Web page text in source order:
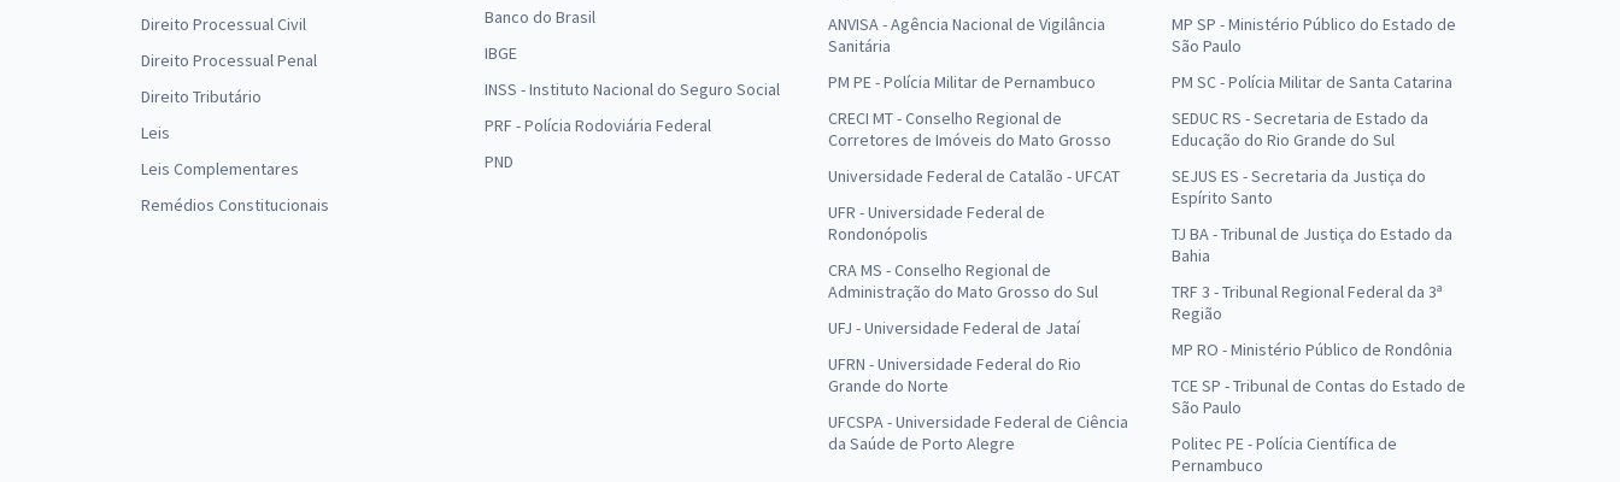
Direito Processual Civil
Direito Processual Penal
Direito Tributário
Leis
Leis Complementares
Remédios Constitucionais
Banco do Brasil
IBGE
INSS - Instituto Nacional do Seguro Social
PRF - Polícia Rodoviária Federal
PND
ANVISA - Agência Nacional de Vigilância
Sanitária
PM PE - Polícia Militar de Pernambuco
CRECI MT - Conselho Regional de
Corretores de Imóveis do Mato Grosso
Universidade Federal de Catalão - UFCAT
UFR - Universidade Federal de
Rondonópolis
CRA MS - Conselho Regional de
Administração do Mato Grosso do Sul
UFJ - Universidade Federal de Jataí
UFRN - Universidade Federal do Rio
Grande do Norte
UFCSPA - Universidade Federal de Ciência
da Saúde de Porto Alegre
MP SP - Ministério Público do Estado de
São Paulo
PM SC - Polícia Militar de Santa Catarina
SEDUC RS - Secretaria de Estado da
Educação do Rio Grande do Sul
SEJUS ES - Secretaria da Justiça do
Espírito Santo
TJ BA - Tribunal de Justiça do Estado da
Bahia
TRF 3 - Tribunal Regional Federal da 3ª
Região
MP RO - Ministério Público de Rondônia
TCE SP - Tribunal de Contas do Estado de
São Paulo
Politec PE - Polícia Científica de
Pernambuco